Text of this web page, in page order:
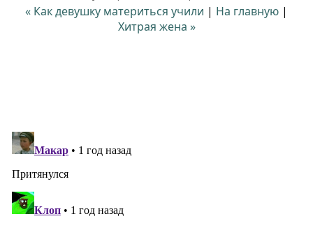
« Как девушку материться учили | На главную |
Хитрая жена »